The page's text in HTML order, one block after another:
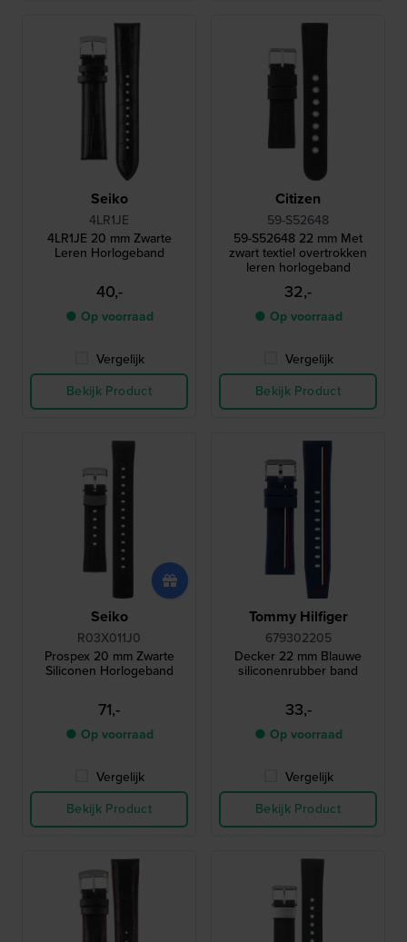
Seiko
4LR1JE
4LR1JE 20 mm Zwarte
Leren Horlogeband
40,-
● Op voorraad
Vergelijk
Bekijk Product
Citizen
59-S52648
59-S52648 22 mm Met
zwart textiel overtrokken
leren horlogeband
32,-
● Op voorraad
Vergelijk
Bekijk Product
Seiko
R03X011J0
Prospex 20 mm Zwarte
Siliconen Horlogeband
71,-
● Op voorraad
Vergelijk
Bekijk Product
Tommy Hilfiger
679302205
Decker 22 mm Blauwe
siliconenrubber band
33,-
● Op voorraad
Vergelijk
Bekijk Product